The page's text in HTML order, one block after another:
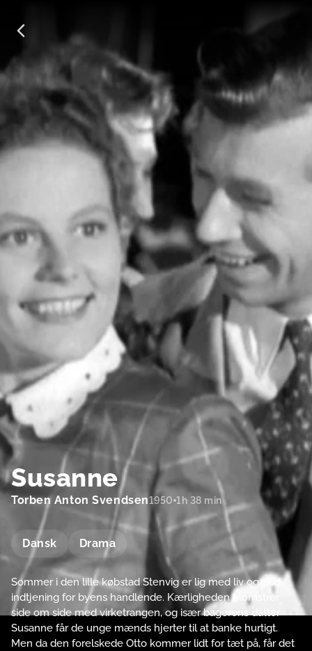
Susanne
Torben Anton Svendsen1950 1h 38 min
Dansk Drama
Sommer i den lille købstad Stenvig er lig med liv og god
indtjening for byens handlende. Kærligheden blomstrer
side om side med virketrangen, og især bagerens datter
Susanne får de unge mænds hjerter til at banke hurtigt.
Men da den forelskede Otto kommer lidt for tæt på, får det